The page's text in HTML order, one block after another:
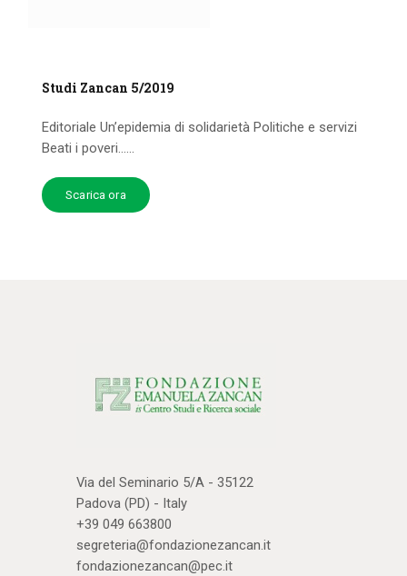
Studi Zancan 5/2019
Editoriale Un’epidemia di solidarietà Politiche e servizi
Beati i poveri…...
Scarica ora
Via del Seminario 5/A - 35122
Padova (PD) - Italy
+39 049 663800
segreteria@fondazionezancan.it
fondazionezancan@pec.it